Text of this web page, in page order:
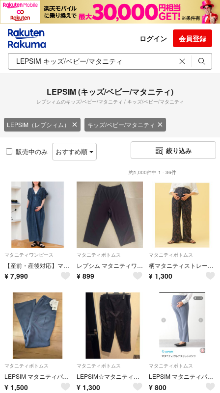
ログイン 会員登録
LEPSIM (キッズ/ベビー/マタニティ)
レプシィムのキッズ/ベビー/マタニティ / キッズ/ベビー/マタニティ
LEPSIM（レプシィム） キッズ/ベビー/マタニティ
販売中のみ おすすめ順 絞り込み
約1,000件中 1 - 36件
マタニティワンピース
【産前・産後対応】マタニティ／シャーリングデニムVワンピース
¥ 7,990
マタニティボトムス
レプシム マタニティワイドパンツ フリーサイズ
¥ 899
マタニティボトムス
柄マタニティストレートパンツ LEPSIM
¥ 1,300
マタニティボトムス
LEPSIM マタニティパンツ
¥ 1,500
マタニティボトムス
LEPSIM☆マタニティテーパードパンツ♪
¥ 1,300
マタニティボトムス
LEPSIM マタニティパンツ
¥ 800